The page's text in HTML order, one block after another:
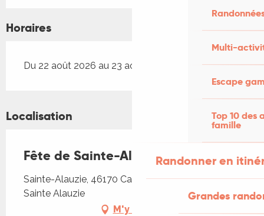
Multi-
Escape
Top 10 des
famille
Randonner en
Grandes
Horaires
Du 22 août 2026 au 23 août 2026
Localisation
Fête de Sainte-Alauzie
Sainte-Alauzie, 46170 Castelnau Montratier-
Sainte Alauzie
M'y rendre